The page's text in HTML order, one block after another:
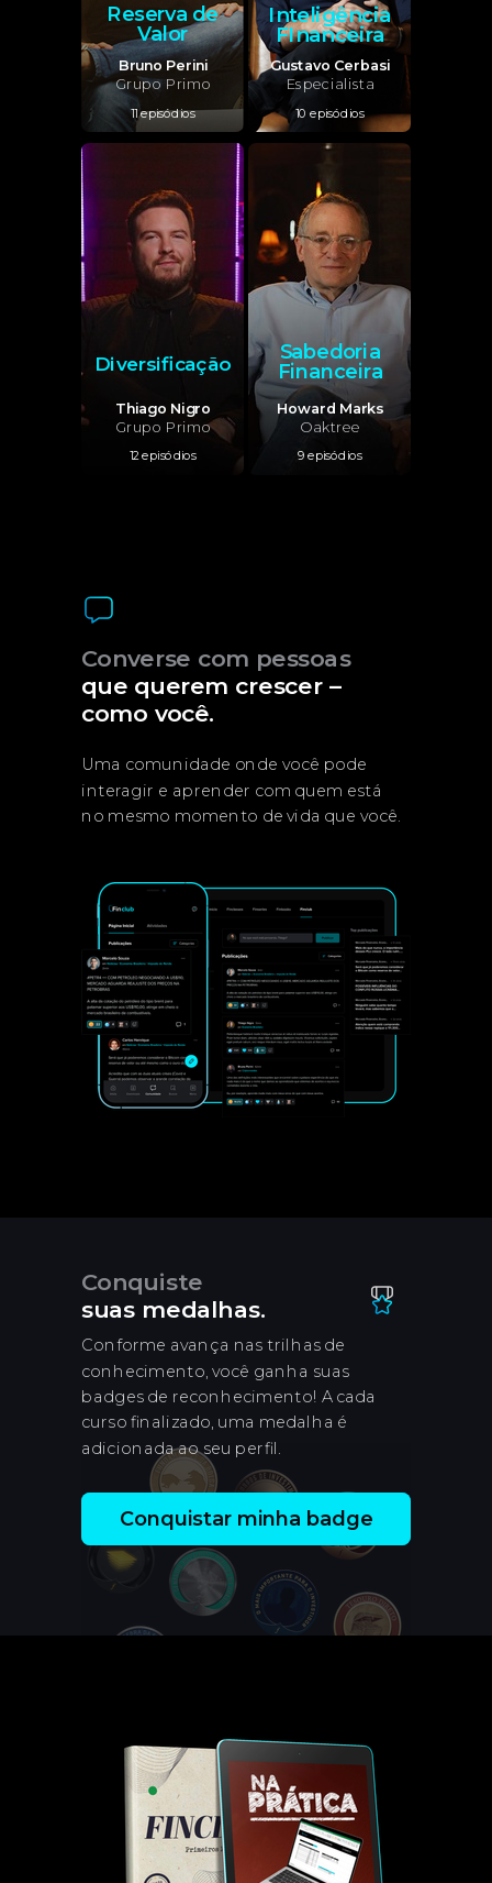
Bruno Perini
Grupo Primo
Reserva de
Valor
11 episódios
Uma comunidade onde você pode
interagir e aprender com quem está
no mesmo momento de vida que você.
Gustavo Cerbasi
Especialista
Inteligência
FInanceira
10 episódios
Thiago Nigro
Grupo Primo
Diversificação
12 episódios
Howard Marks
Oaktree
Sabedoria
Financeira
9 episódios
Converse com pessoas
que querem crescer –
como você.
Conforme avança nas trilhas de
conhecimento, você ganha suas
badges de reconhecimento! A cada
curso finalizado, uma medalha é
adicionada ao seu perfil.
Conquiste
suas medalhas.
Conquistar minha badge